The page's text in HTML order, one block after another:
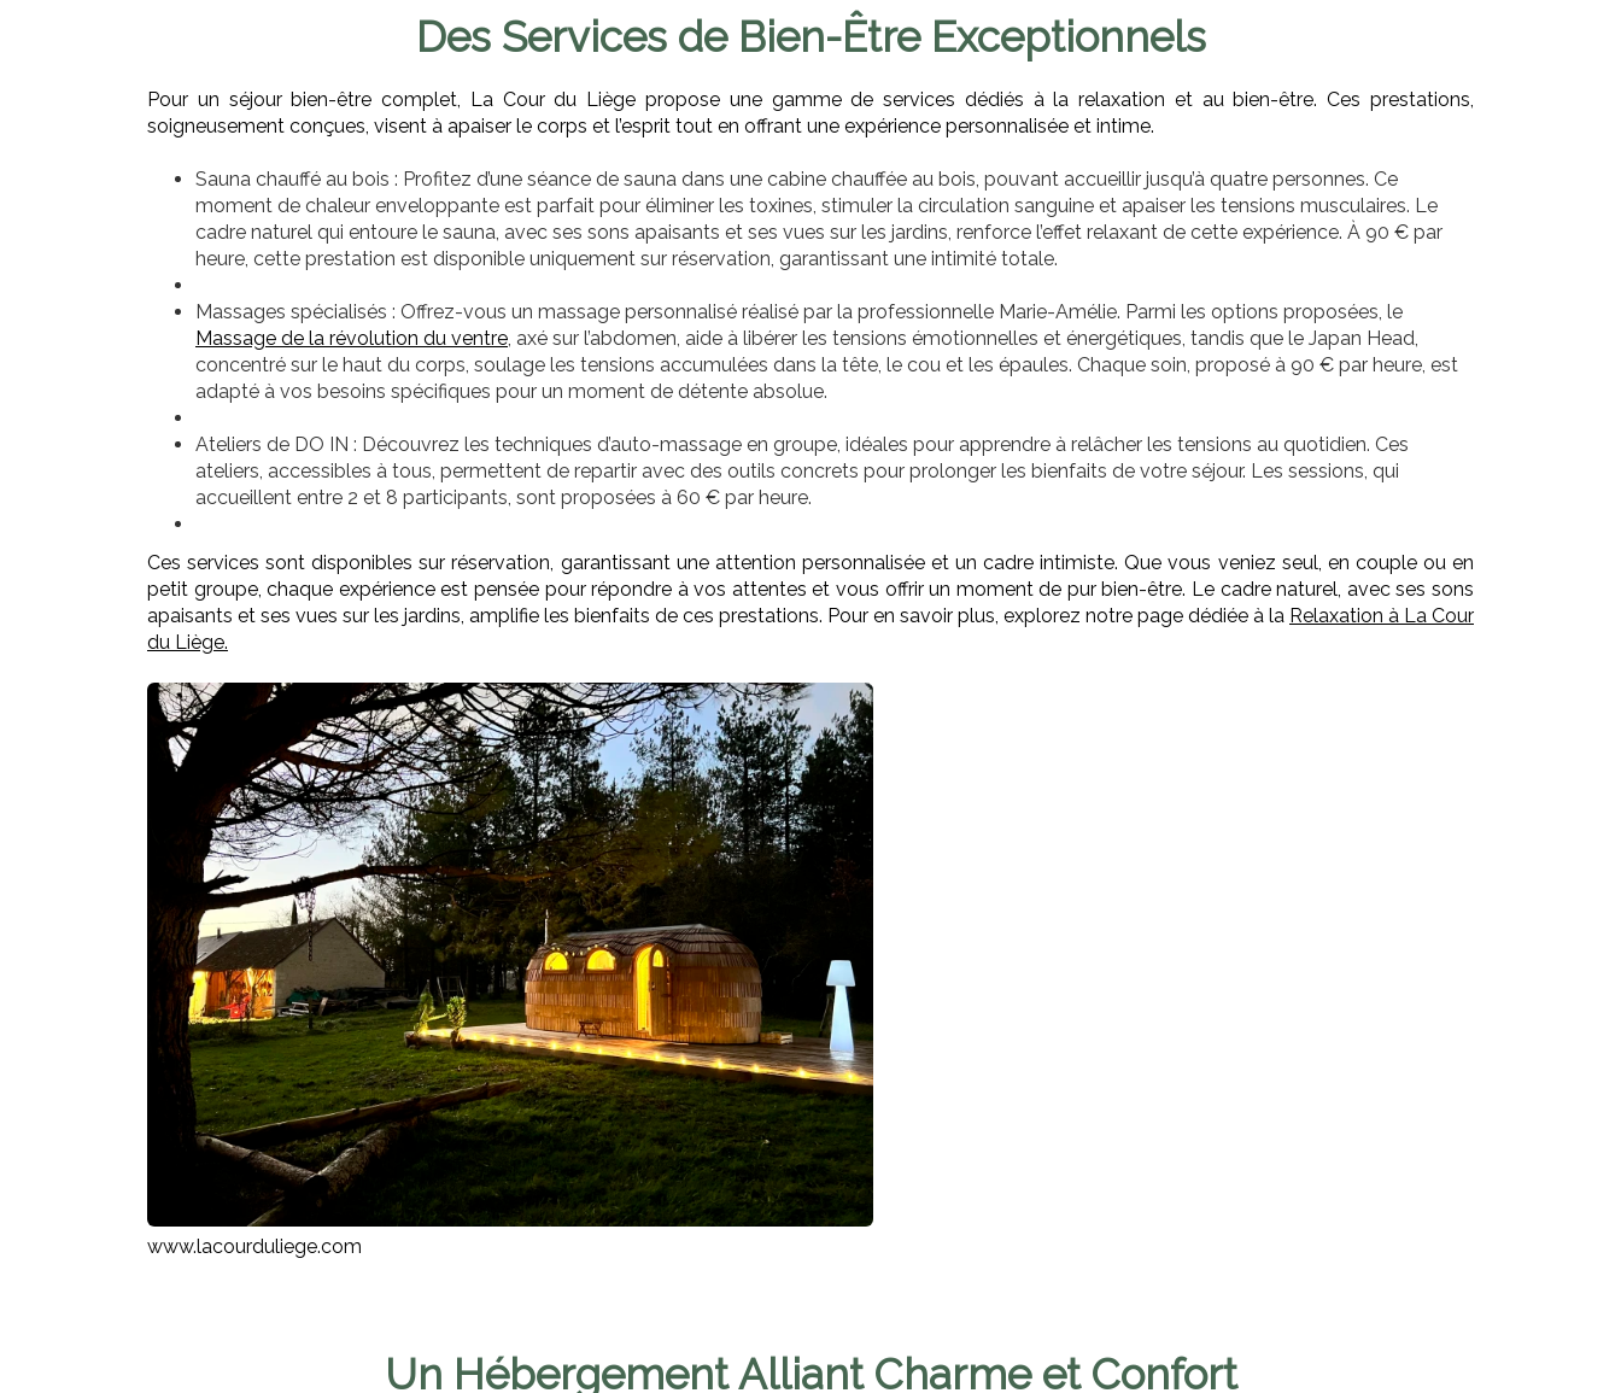
Des Services de Bien-Être Exceptionnels
Pour un séjour bien-être complet, La Cour du Liège propose une gamme de services dédiés à la relaxation et au bien-être. Ces prestations,
soigneusement conçues, visent à apaiser le corps et l’esprit tout en offrant une expérience personnalisée et intime.
Sauna chauffé au bois : Profitez d’une séance de sauna dans une cabine chauffée au bois, pouvant accueillir jusqu’à quatre personnes. Ce
moment de chaleur enveloppante est parfait pour éliminer les toxines, stimuler la circulation sanguine et apaiser les tensions musculaires. Le
cadre naturel qui entoure le sauna, avec ses sons apaisants et ses vues sur les jardins, renforce l’effet relaxant de cette expérience. À 90 € par
heure, cette prestation est disponible uniquement sur réservation, garantissant une intimité totale.
Massages spécialisés : Offrez-vous un massage personnalisé réalisé par la professionnelle Marie-Amélie. Parmi les options proposées, le
Massage de la révolution du ventre, axé sur l’abdomen, aide à libérer les tensions émotionnelles et énergétiques, tandis que le Japan Head,
concentré sur le haut du corps, soulage les tensions accumulées dans la tête, le cou et les épaules. Chaque soin, proposé à 90 € par heure, est
adapté à vos besoins spécifiques pour un moment de détente absolue.
Ateliers de DO IN : Découvrez les techniques d’auto-massage en groupe, idéales pour apprendre à relâcher les tensions au quotidien. Ces
ateliers, accessibles à tous, permettent de repartir avec des outils concrets pour prolonger les bienfaits de votre séjour. Les sessions, qui
accueillent entre 2 et 8 participants, sont proposées à 60 € par heure.
Ces services sont disponibles sur réservation, garantissant une attention personnalisée et un cadre intimiste. Que vous veniez seul, en couple ou en
petit groupe, chaque expérience est pensée pour répondre à vos attentes et vous offrir un moment de pur bien-être. Le cadre naturel, avec ses sons
apaisants et ses vues sur les jardins, amplifie les bienfaits de ces prestations. Pour en savoir plus, explorez notre page dédiée à la Relaxation à La Cour
du Liège.
www.lacourduliege.com
Un Hébergement Alliant Charme et Confort